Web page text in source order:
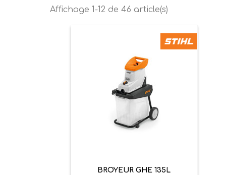
Affichage 1-12 de 46 article(s)
BROYEUR GHE 135L